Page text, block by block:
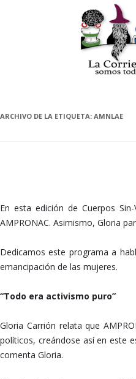
ARCHIVO DE LA ETIQUETA: AMNLAE
En esta edición de Cuerpos
AMPRONAC. Asimismo, Gloria
Dedicamos este programa a
emancipación de las mujeres.
“Todo era activismo puro”
Gloria Carrión relata que
políticos, creándose así en este
comenta Gloria.